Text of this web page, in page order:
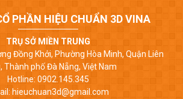
PHẦN HIỆU CHUẨN 3D VINA
TRỤ SỞ MIỀN TRUNG
Đồng Khởi, Phường Hòa Minh, Quận Liên
Thành phố Đà Nẵng, Việt Nam
Hotline: 0902.145.345
hieuchuan3d@gmail.com